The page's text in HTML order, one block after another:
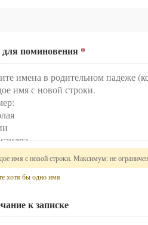
поминовения *
имя с новой строки. Максимум: не
хотя бы одно имя
к записке